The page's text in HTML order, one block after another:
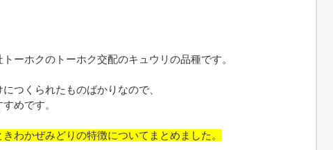
ーホクのトーホク交配のキュウリの品種です。
つくられたものばかりなので、
めです。
わかぜみどりの特徴についてまとめました。